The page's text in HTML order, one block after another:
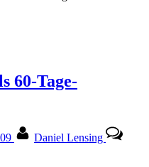
60-Tage-
Daniel Lensing